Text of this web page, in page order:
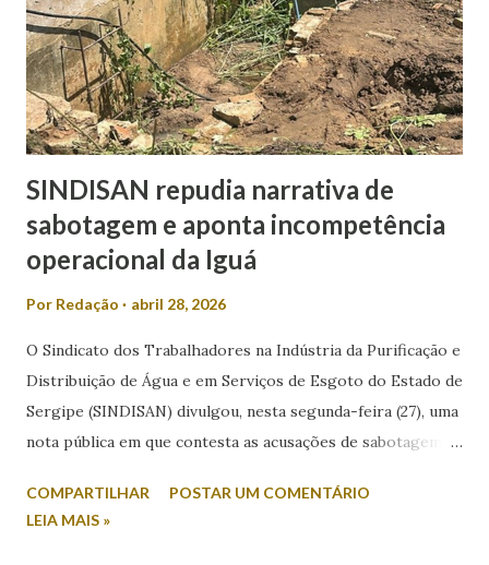
O índice de eleitores indecisos, que não souberam ou
preferiram não responder, além de votos brancos e nulos,
chega a 22,6%. O levantamento também mediu a rejeição
dos candidatos. Nesse...
SINDISAN repudia narrativa de
sabotagem e aponta incompetência
operacional da Iguá
Por Redação abril 28, 2026
O Sindicato dos Trabalhadores na Indústria da Purificação e
Distribuição de Água e em Serviços de Esgoto do Estado de
Sergipe (SINDISAN) divulgou, nesta segunda-feira (27), uma
nota pública em que contesta as acusações de sabotagem
Aracaju e região metropolitana. A entidade atribui o
COMPARTILHAR
POSTAR UM COMENTÁRIO
LEIA MAIS »